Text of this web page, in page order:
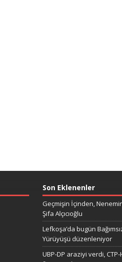
Son Eklenenler
Geçmişin İçinden,
Şifa Alçıcıoğlu
Lefkoşa’da bugün
Yürüyüşü düzenleniyor
UBP-DP araziyi verdi, CTP-